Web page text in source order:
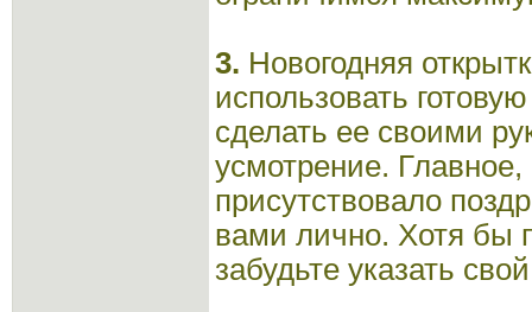
3. Новогодняя
использовать
сделать ее своими
усмотрение.
присутствовало
вами лично. Хотя бы
забудьте указать